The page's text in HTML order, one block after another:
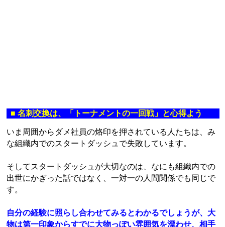
■ 名刺交換は、「トーナメントの一回戦」と心得よう
いま周囲からダメ社員の烙印を押されている人たちは、み
な組織内でのスタートダッシュで失敗しています。
そしてスタートダッシュが大切なのは、なにも組織内での
出世にかぎった話ではなく、一対一の人間関係でも同じで
す。
自分の経験に照らし合わせてみるとわかるでしょうが、大
物は第一印象からすでに大物っぽい雰囲気を漂わせ、相手